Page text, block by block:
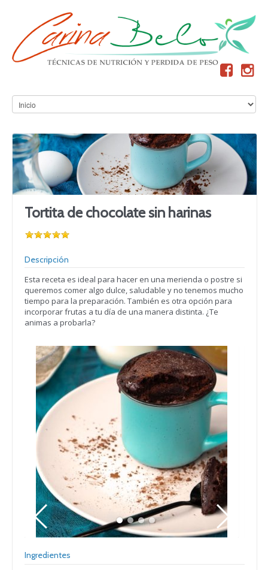
Tortita de chocolate sin harinas
Descripción
Esta receta es ideal para hacer en una merienda o postre si
queremos comer algo dulce, saludable y no tenemos mucho
tiempo para la preparación. También es otra opción para
incorporar frutas a tu día de una manera distinta. ¿Te
animas a probarla?
Ingredientes